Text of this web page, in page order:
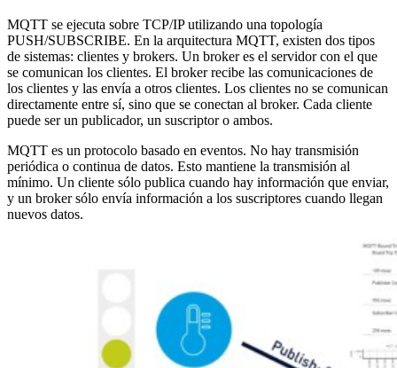
MQTT se ejecuta sobre TCP/IP utilizando una topología
PUSH/SUBSCRIBE. En la arquitectura MQTT, existen dos tipos
de sistemas: clientes y brokers. Un broker es el servidor con el que
se comunican los clientes. El broker recibe las comunicaciones de
los clientes y las envía a otros clientes. Los clientes no se comunican
directamente entre sí, sino que se conectan al broker. Cada cliente
puede ser un publicador, un suscriptor o ambos.
MQTT es un protocolo basado en eventos. No hay transmisión
periódica o continua de datos. Esto mantiene la transmisión al
mínimo. Un cliente sólo publica cuando hay información que enviar,
y un broker sólo envía información a los suscriptores cuando llegan
nuevos datos.